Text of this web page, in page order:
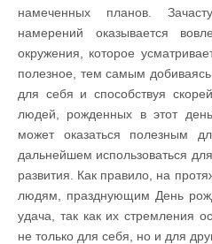
намеченных планов.
намерений оказывается
окружения, которое
полезное, тем самым
для себя и способствуя
людей, рожденных в этот
может оказаться полезным
дальнейшем использоваться
развития. Как правило, на
людям, празднующим День
удача, так как их стремления
не только для себя, но и для